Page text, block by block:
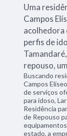
Uma
Campos
acolhedora
perfis de
repouso,
Buscando
Campos
de serviços
para idoso,
Residência
de Repouso
estado, a